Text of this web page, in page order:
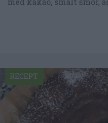
RECEPT